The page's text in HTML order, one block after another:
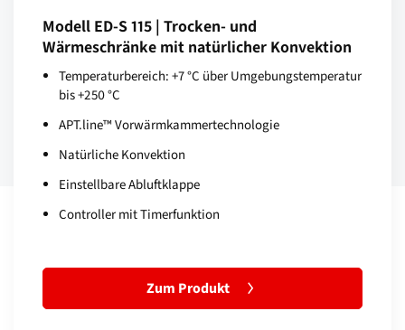
Modell ED-S 115 | Trocken- und
Wärmeschränke mit natürlicher Konvektion
Temperaturbereich: +7 °C über Umgebungstemperatur
bis +250 °C
APT.line™ Vorwärmkammertechnologie
Natürliche Konvektion
Einstellbare Abluftklappe
Controller mit Timerfunktion
Zum Produkt